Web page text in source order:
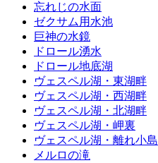
忘れじの水面
ゼクサム用水池
巨神の水鏡
ドロール湧水
ドロール地底湖
ヴェスペル湖・東湖畔
ヴェスペル湖・西湖畔
ヴェスペル湖・北湖畔
ヴェスペル湖・岬裏
ヴェスペル湖・離れ小島
メルロの滝